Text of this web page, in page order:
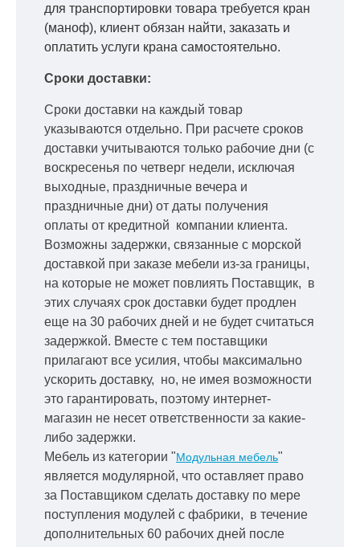
для транспортировки товара требуется кран
(маноф), клиент обязан найти, заказать и
оплатить услуги крана самостоятельно.
Сроки доставки:
Сроки доставки на каждый товар
указываются отдельно. При расчете сроков
доставки учитываются только рабочие дни (с
воскресенья по четверг недели, исключая
выходные, праздничные вечера и
праздничные дни) от даты получения
оплаты от кредитной компании клиента.
Возможны задержки, связанные с морской
доставкой при заказе мебели из-за границы,
на которые не может повлиять Поставщик, в
этих случаях срок доставки будет продлен
еще на 30 рабочих дней и не будет считаться
задержкой. Вместе с тем поставщики
прилагают все усилия, чтобы максимально
ускорить доставку, но, не имея возможности
это гарантировать, поэтому интернет-
магазин не несет ответственности за какие-
либо задержки.
Мебель из категории "Модульная мебель"
является модулярной, что оставляет право
за Поставщиком сделать доставку по мере
поступления модулей с фабрики, в течение
дополнительных 60 рабочих дней после